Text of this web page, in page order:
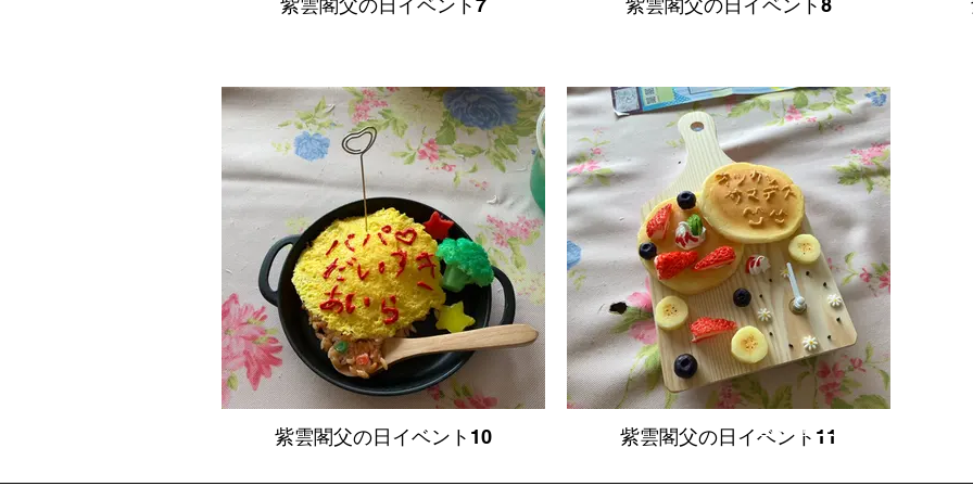
紫雲閣父の日イベント7 紫雲閣父の日イベント8
紫雲閣父の日イベント10 紫雲閣父の日イベント11日本,埼玉県,東松山市,食